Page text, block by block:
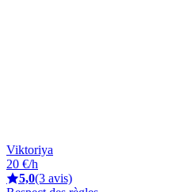
Viktoriya
20 €/h
5,0(3 avis)